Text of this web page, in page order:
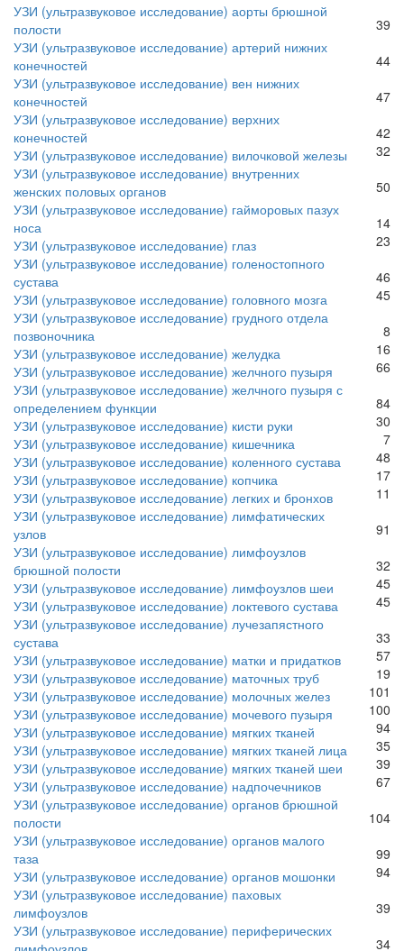
39
УЗИ (ультразвуковое исследование) аорты брюшной
полости
44
УЗИ (ультразвуковое исследование) артерий нижних
конечностей
47
УЗИ (ультразвуковое исследование) вен нижних
конечностей
42
УЗИ (ультразвуковое исследование) верхних
конечностей
32
УЗИ (ультразвуковое исследование) вилочковой железы
50
УЗИ (ультразвуковое исследование) внутренних
женских половых органов
14
УЗИ (ультразвуковое исследование) гайморовых пазух
носа
23
УЗИ (ультразвуковое исследование) глаз
46
УЗИ (ультразвуковое исследование) голеностопного
сустава
45
УЗИ (ультразвуковое исследование) головного мозга
8
УЗИ (ультразвуковое исследование) грудного отдела
позвоночника
16
УЗИ (ультразвуковое исследование) желудка
66
УЗИ (ультразвуковое исследование) желчного пузыря
84
УЗИ (ультразвуковое исследование) желчного пузыря с
определением функции
30
УЗИ (ультразвуковое исследование) кисти руки
7
УЗИ (ультразвуковое исследование) кишечника
48
УЗИ (ультразвуковое исследование) коленного сустава
17
УЗИ (ультразвуковое исследование) копчика
11
УЗИ (ультразвуковое исследование) легких и бронхов
91
УЗИ (ультразвуковое исследование) лимфатических
узлов
32
УЗИ (ультразвуковое исследование) лимфоузлов
брюшной полости
45
УЗИ (ультразвуковое исследование) лимфоузлов шеи
45
УЗИ (ультразвуковое исследование) локтевого сустава
33
УЗИ (ультразвуковое исследование) лучезапястного
сустава
57
УЗИ (ультразвуковое исследование) матки и придатков
19
УЗИ (ультразвуковое исследование) маточных труб
101
УЗИ (ультразвуковое исследование) молочных желез
100
УЗИ (ультразвуковое исследование) мочевого пузыря
94
УЗИ (ультразвуковое исследование) мягких тканей
35
УЗИ (ультразвуковое исследование) мягких тканей лица
39
УЗИ (ультразвуковое исследование) мягких тканей шеи
67
УЗИ (ультразвуковое исследование) надпочечников
104
УЗИ (ультразвуковое исследование) органов брюшной
полости
99
УЗИ (ультразвуковое исследование) органов малого
таза
94
УЗИ (ультразвуковое исследование) органов мошонки
39
УЗИ (ультразвуковое исследование) паховых
лимфоузлов
34
УЗИ (ультразвуковое исследование) периферических